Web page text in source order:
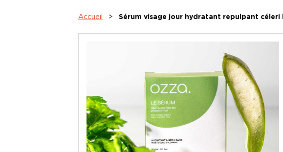
Accueil Sérum visage jour hydratant repulpant céleri